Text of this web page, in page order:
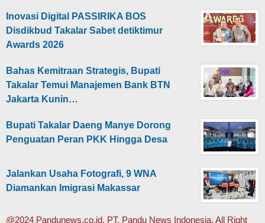
Inovasi Digital PASSIRIKA BOS
Disdikbud Takalar Sabet detiktimur
Awards 2026
Bahas Kemitraan Strategis, Bupati
Takalar Temui Manajemen Bank BTN
Jakarta Kunin…
Bupati Takalar Daeng Manye Dorong
Penguatan Peran PKK Hingga Desa
Jalankan Usaha Fotografi, 9 WNA
Diamankan Imigrasi Makassar
@2024 Pandunews.co.id, PT. Pandu News Indonesia. All Right